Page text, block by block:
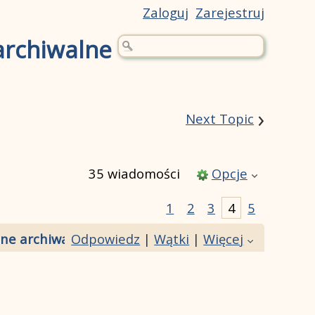
Zaloguj Zarejestruj
Next Topic ›
35 wiadomości
Opcje
1
2 3 4
5
Odpowiedz |Wątki |Więcej
archiwalne filmy]